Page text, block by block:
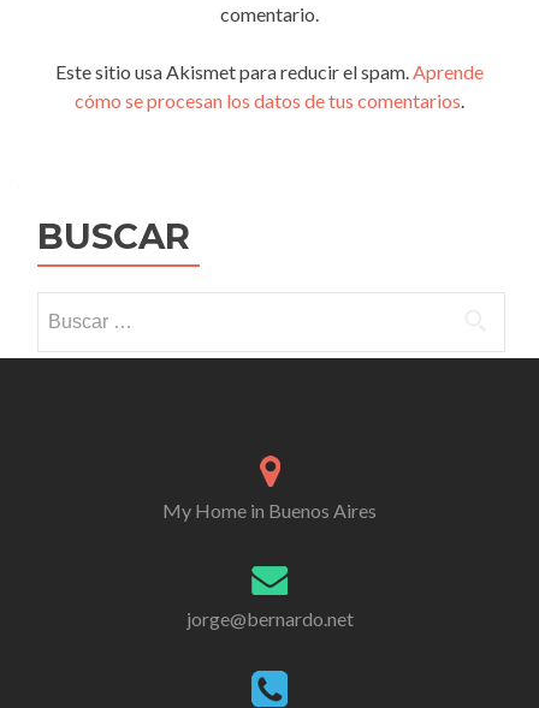
comentario.
Este sitio usa Akismet para reducir el spam.Aprende
cómo se procesan los datos de tus comentarios.
BUSCAR
My Home in Buenos Aires
jorge@bernardo.net